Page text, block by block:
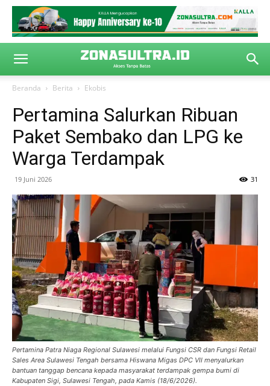
Beranda Berita Ekobis
Pertamina Salurkan Ribuan
Paket Sembako dan LPG ke
Warga Terdampak
19 Juni 2026 31
Pertamina Patra Niaga Regional Sulawesi melalui Fungsi CSR dan Fungsi Retail
Sales Area Sulawesi Tengah bersama Hiswana Migas DPC VII menyalurkan
bantuan tanggap bencana kepada masyarakat terdampak gempa bumi di
Kabupaten Sigi, Sulawesi Tengah, pada Kamis (18/6/2026).